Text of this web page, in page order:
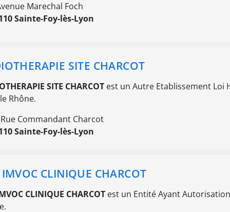
Marechal Foch
Sainte-Foy-lès-Lyon
SITE CHARCOT
SITE CHARCOT est un Autre Etablissement Loi
Rhône.
Commandant Charcot
Sainte-Foy-lès-Lyon
IMVOC CLINIQUE CHARCOT
CLINIQUE CHARCOT est un Entité Ayant